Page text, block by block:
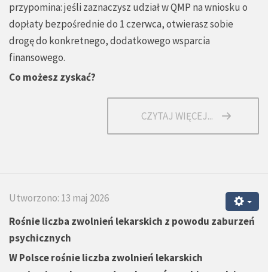
przypomina: jeśli zaznaczysz udział w QMP na wniosku o
dopłaty bezpośrednie do 1 czerwca, otwierasz sobie
drogę do konkretnego, dodatkowego wsparcia
finansowego.
Co możesz zyskać?
CZYTAJ WIĘCEJ...
Utworzono: 13 maj 2026
Rośnie liczba zwolnień lekarskich z powodu zaburzeń
psychicznych
W Polsce rośnie liczba zwolnień lekarskich